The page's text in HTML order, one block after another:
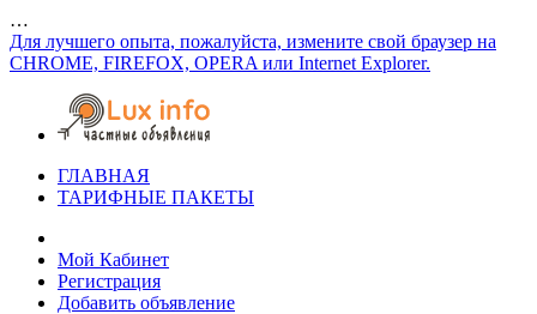
…
Для лучшего опыта, пожалуйста, измените свой браузер на
CHROME, FIREFOX, OPERA или Internet Explorer.
ГЛАВНАЯ
ТАРИФНЫЕ ПАКЕТЫ
Мой Кабинет
Регистрация
Добавить объявление